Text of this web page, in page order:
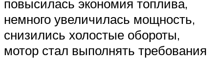
повысилась экономия топлива,
немного увеличилась мощность,
снизились холостые обороты,
мотор стал выполнять требования